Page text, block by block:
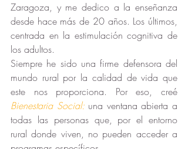
Zaragoza, y me dedico a la enseñanza
desde hace más de 20 años. Los últimos,
centrada en la estimulación cognitiva de
los adultos.
Siempre he sido una firme defensora del
mundo rural por la calidad de vida que
este nos proporciona. Por eso, creé
Bienestaria Social: una ventana abierta a
todas las personas que, por el entorno
rural donde viven, no pueden acceder a